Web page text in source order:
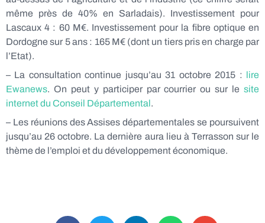
même près de 40% en Sarladais). Investissement pour
Lascaux 4 : 60 M€. Investissement pour la fibre optique en
Dordogne sur 5 ans : 165 M€ (dont un tiers pris en charge par
l’Etat).
– La consultation continue jusqu’au 31 octobre 2015 : lire
Ewanews. On peut y participer par courrier ou sur le site
internet du Conseil Départemental.
– Les réunions des Assises départementales se poursuivent
jusqu’au 26 octobre. La dernière aura lieu à Terrasson sur le
thème de l’emploi et du développement économique.